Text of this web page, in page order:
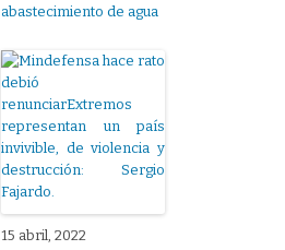
abastecimiento de agua
15 abril, 2022